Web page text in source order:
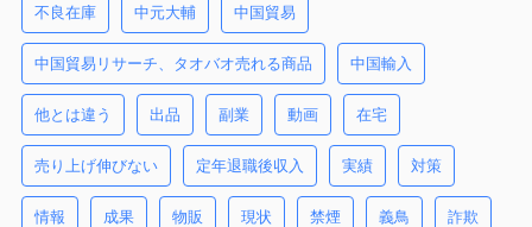
不良在庫 中元大輔 中国貿易
中国貿易リサーチ、タオバオ売れる商品 中国輸入
他とは違う 出品 副業 動画 在宅
売り上げ伸びない 定年退職後収入 実績 対策
情報 成果 物販 現状 禁煙 義鳥 詐欺